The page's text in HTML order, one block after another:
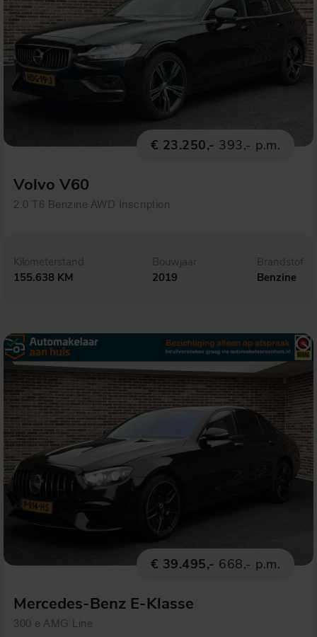
€ 23.250,- 393,- p.m.
Volvo V60
2.0 T6 Benzine AWD Inscription
Kilometerstand
155.638 KM
Bouwjaar
2019
Brandstof
Benzine
€ 39.495,- 668,- p.m.
Mercedes-Benz E-Klasse
300 e AMG Line